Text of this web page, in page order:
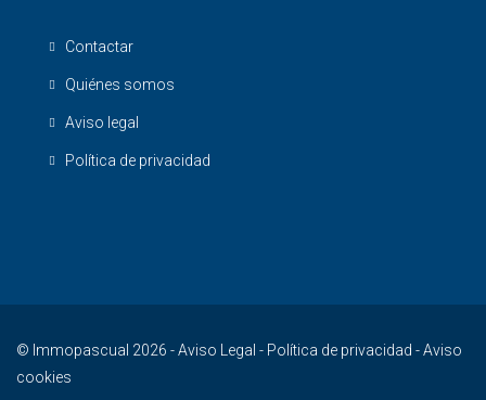
Contactar
Quiénes somos
Aviso legal
Política de privacidad
© Immopascual 2026 -Aviso Legal - Política de privacidad -Aviso
cookies